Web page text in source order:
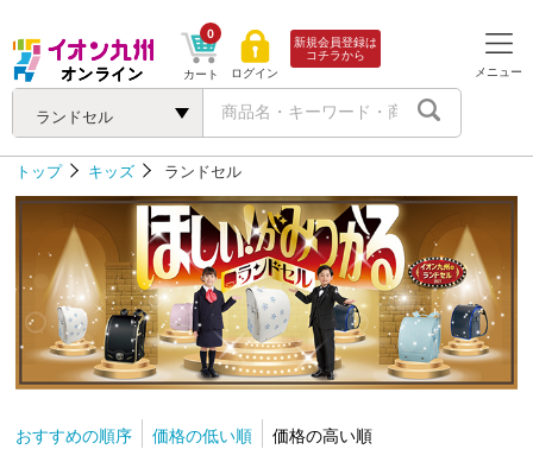
ランドセル
カート
0
ログイン
新規会員登録は
コチラから
メニュー
トップ キッズ ランドセル
おすすめの順序 価格の低い順
価格の高い順